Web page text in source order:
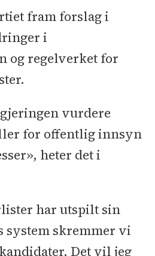
fram forslag i
i
og regelverket for
vurdere
for offentlig innsyn
heter det i
har utspilt sin
system skremmer vi
Det vil jeg